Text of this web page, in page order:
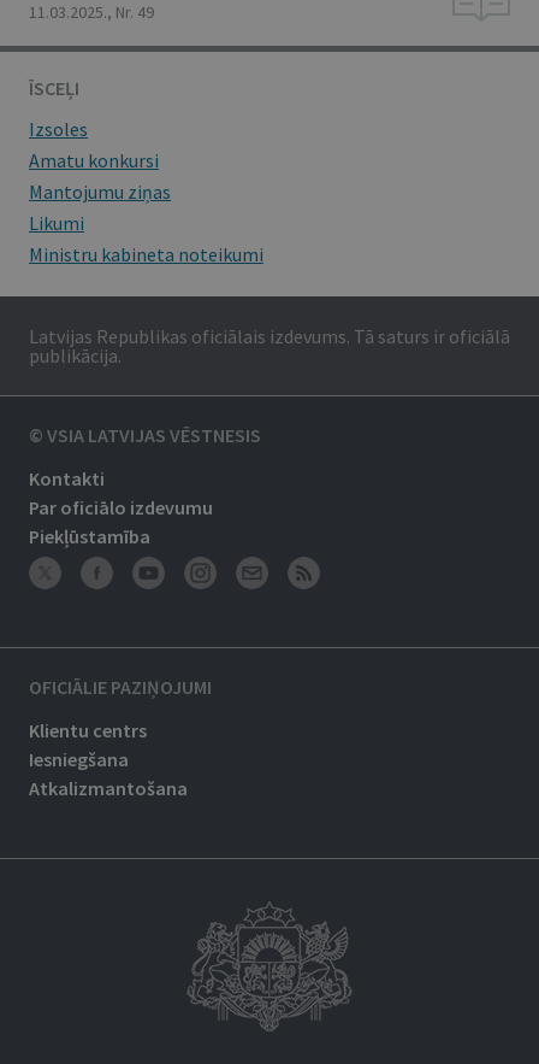
11.03.2025., Nr. 49
ĪSCEĻI
Izsoles
Amatu konkursi
Mantojumu ziņas
Likumi
Ministru kabineta noteikumi
Latvijas Republikas oficiālais izdevums. Tā saturs ir oficiālā
publikācija.
© VSIA LATVIJAS VĒSTNESIS
Kontakti
Par oficiālo izdevumu
Piekļūstamība
OFICIĀLIE PAZIŅOJUMI
Klientu centrs
Iesniegšana
Atkalizmantošana